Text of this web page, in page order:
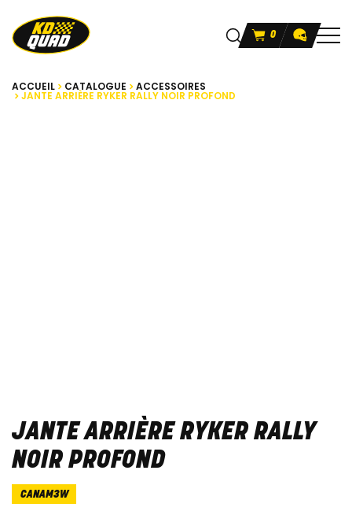
0
ACCUEIL CATALOGUE ACCESSOIRES
JANTE ARRIÈRE RYKER RALLY NOIR PROFOND
JANTE ARRIÈRE RYKER RALLY
NOIR PROFOND
CANAM3W